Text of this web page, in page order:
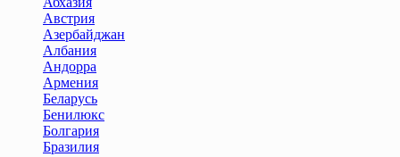
Австрия
Азербайджан
Албания
Андорра
Армения
Беларусь
Бенилюкс
Болгария
Бразилия